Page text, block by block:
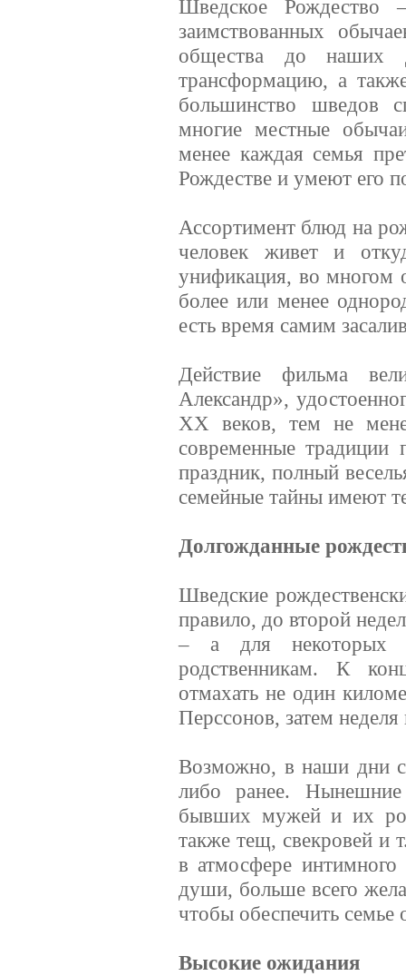
Шведское Рождество
заимствованных
общества до наших
трансформацию, а
большинство шведов
многие местные
менее каждая семья
Рождестве и умеют его
Ассортимент блюд на
человек живет и
унификация, во многом
более или менее
есть время самим
Действие фильма
Александр»,
ХХ веков, тем не
современные традиции
праздник, полный
семейные тайны имеют
Долгожданные
Шведские
правило, до второй
– а для некоторых
родственникам. К
отмахать не один
Перссонов, затем
Возможно, в наши дни
либо ранее.
бывших мужей и их
также тещ, свекровей и
в атмосфере
души, больше всего
чтобы обеспечить семье
Высокие ожидания